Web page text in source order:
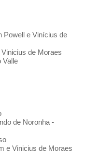
Powell e Vinícius de
de Moraes
Valle
de Noronha -
e Vinicius de Moraes